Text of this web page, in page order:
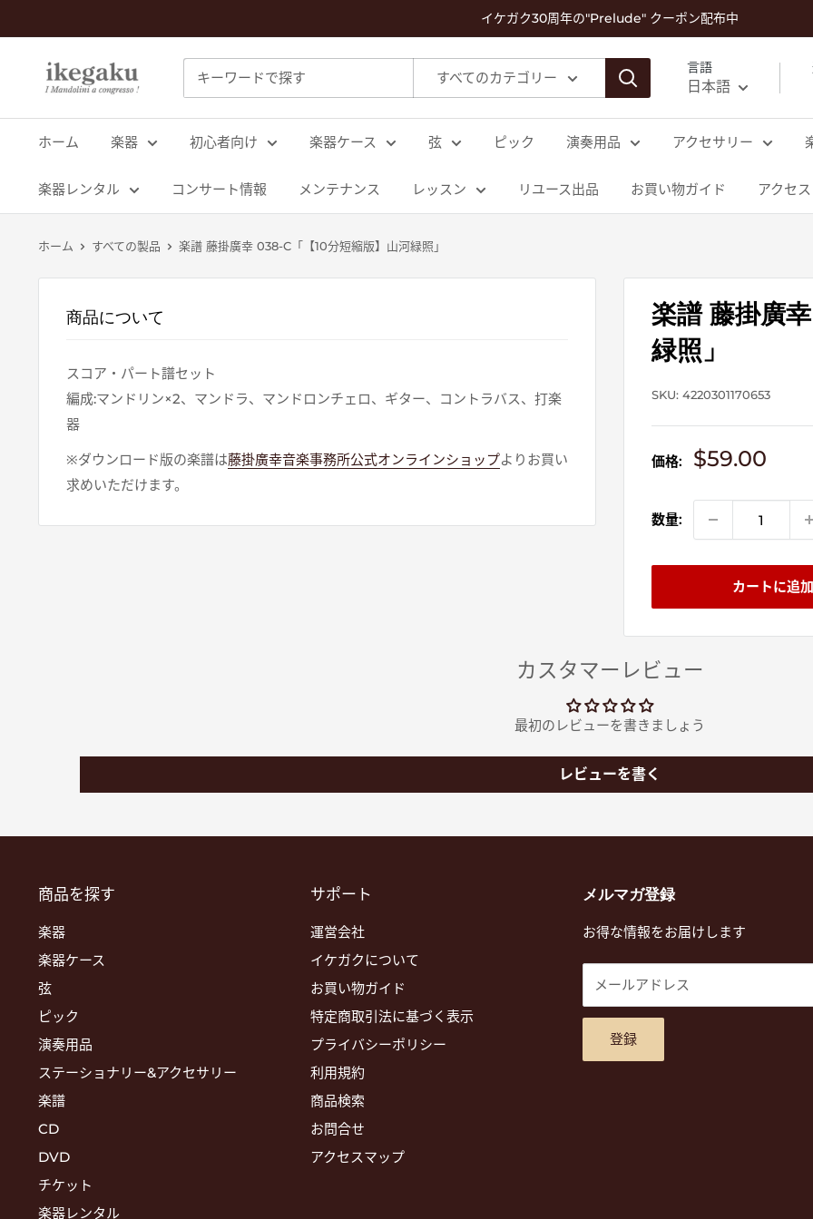
ン
ッ
イケガク30周年の"Prelude" クーポン配布中
Mandolin
&
Guitar
Shop
すべてのカテゴリー
言語
日本語
ホーム 楽器 初心者向け 楽器ケース 弦 ピック 演奏用品 アクセサリー
楽器レンタル コンサート情報 メンテナンス レッスン リユース出品 お買い物ガイド アクセス
ホーム すべての製品 楽譜 藤掛廣幸 038-C「【10分短縮版】山河緑照」
楽譜 藤掛廣
緑照」
SKU: 4220301170653
価格:
販
価
格
$59.00
数量:
カートに追加
商品について
スコア・パート譜セット
編成:マンドリン×2、マンドラ、マンドロンチェロ、ギター、コントラバス、打楽
器
※ダウンロード版の楽譜は藤掛廣幸音楽事務所公式オンラインショップよりお買い
求めいただけます。
カスタマーレビュー
最初のレビューを書きましょう
レビューを書く
商品を探す
楽器
楽器ケース
弦
ピック
演奏用品
ステーショナリー&アクセサリー
楽譜
CD
DVD
チケット
楽器レンタル
サポート
運営会社
イケガクについて
お買い物ガイド
特定商取引法に基づく表示
プライバシーポリシー
利用規約
商品検索
お問合せ
アクセスマップ
メルマガ登録
お得な情報をお届けします
メールアドレス
登録